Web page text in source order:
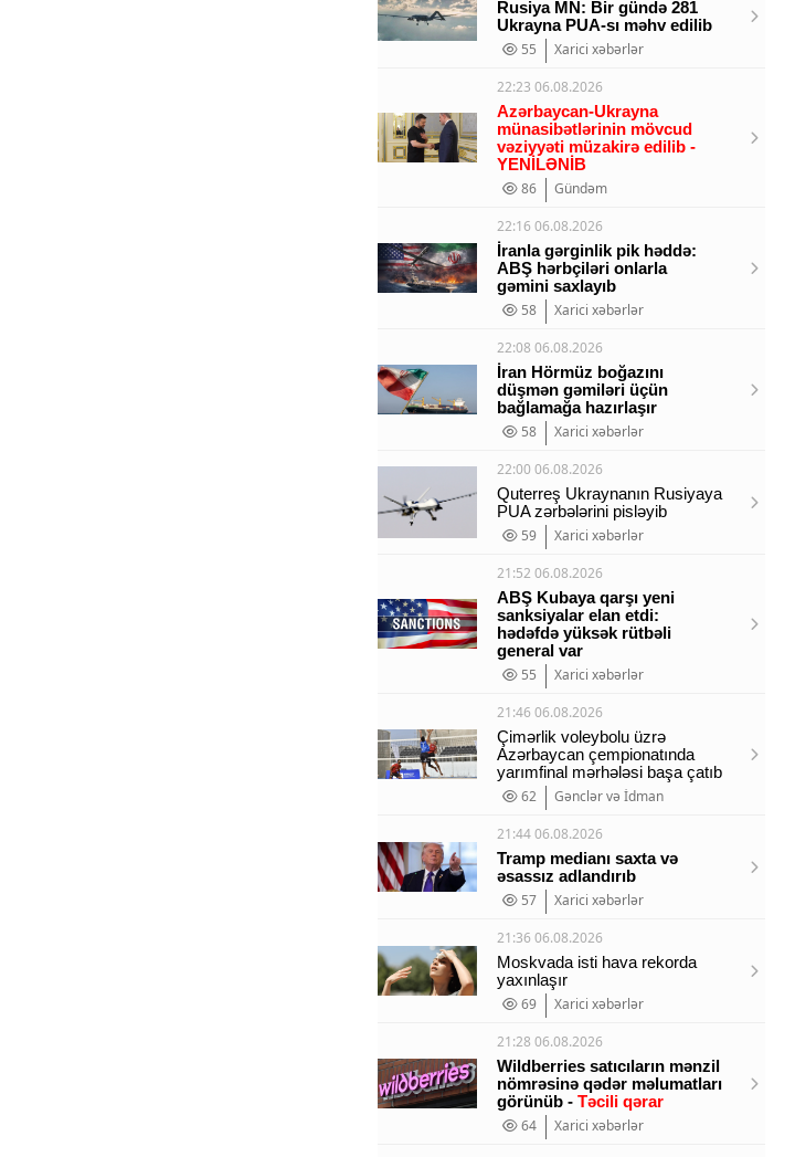
Rusiya MN: Bir gündə 281
Ukrayna PUA-sı məhv edilib
55
Xarici xəbərlər
22:23 06.08.2026
Azərbaycan-Ukrayna
münasibətlərinin mövcud
vəziyyəti müzakirə edilib -
YENİLƏNİB
86
Gündəm
22:16 06.08.2026
İranla gərginlik pik həddə:
ABŞ hərbçiləri onlarla
gəmini saxlayıb
58
Xarici xəbərlər
22:08 06.08.2026
İran Hörmüz boğazını
düşmən gəmiləri üçün
bağlamağa hazırlaşır
58
Xarici xəbərlər
22:00 06.08.2026
Quterreş Ukraynanın Rusiyaya
PUA zərbələrini pisləyib
59
Xarici xəbərlər
21:52 06.08.2026
ABŞ Kubaya qarşı yeni
sanksiyalar elan etdi:
hədəfdə yüksək rütbəli
general var
55
Xarici xəbərlər
21:46 06.08.2026
Çimərlik voleybolu üzrə
Azərbaycan çempionatında
yarımfinal mərhələsi başa çatıb
62
Gənclər və İdman
21:44 06.08.2026
Tramp medianı saxta və
əsassız adlandırıb
57
Xarici xəbərlər
21:36 06.08.2026
Moskvada isti hava rekorda
yaxınlaşır
69
Xarici xəbərlər
21:28 06.08.2026
Wildberries satıcıların mənzil
nömrəsinə qədər məlumatları
görünüb - Təcili qərar
64
Xarici xəbərlər